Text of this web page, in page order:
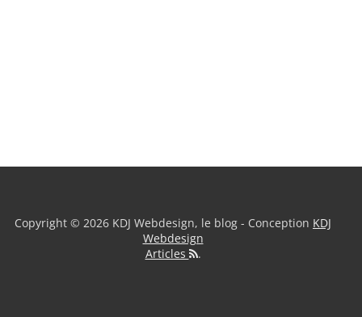
Copyright © 2026 KDJ Webdesign, le blog - Conception KDJ
Webdesign
Articles
.